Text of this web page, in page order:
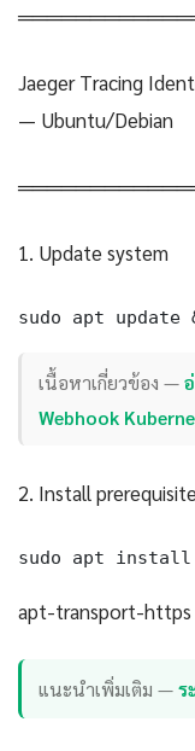
Jaeger Tracing
— Ubuntu/Debian
1. Update system
sudo apt update
เนื้อหาเกี่ยวข้อง —
Webhook
2. Install
sudo apt install
apt-transport-https
แนะนำเพิ่มเติม —ร